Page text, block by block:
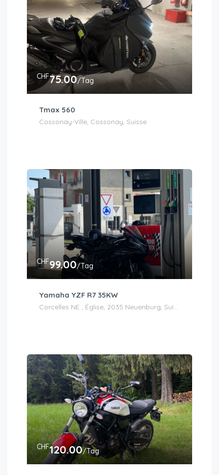
CHF75.00/Tag
Tmax 560
Cossonay-Ville, Cossonay, Suisse
CHF99.00/Tag
Yamaha YZF R7 35KW
Corcelles NE , Église, 2035 Neuenburg, Suisse
CHF120.00/Tag